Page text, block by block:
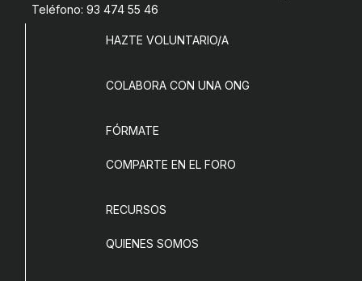
Teléfono: 93 474 55 46
HAZTE VOLUNTARIO/A
COLABORA CON UNA ONG
FÓRMATE
COMPARTE EN EL FORO
RECURSOS
QUIENES SOMOS